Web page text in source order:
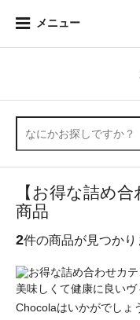
メニュー
【お得な詰め
商品
2件の商品が見つかり
美味しくて健康に良い
Chocolaはいかがでしょ